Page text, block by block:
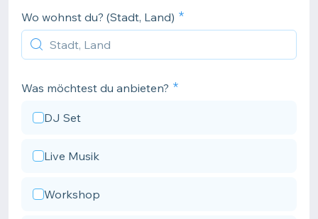
Wo wohnst du? (Stadt, Land)
Was möchtest du anbieten?
DJ Set
Live Musik
Workshop